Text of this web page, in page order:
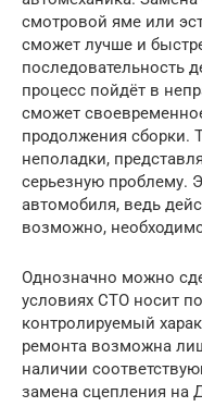
смотровой яме или
сможет лучше и
последовательность
процесс пойдёт в
сможет
продолжения сборки.
неполадки,
серьезную проблему.
автомобиля, ведь
возможно,
Однозначно можно
условиях СТО носит
контролируемый
ремонта возможна
наличии
замена сцепления на